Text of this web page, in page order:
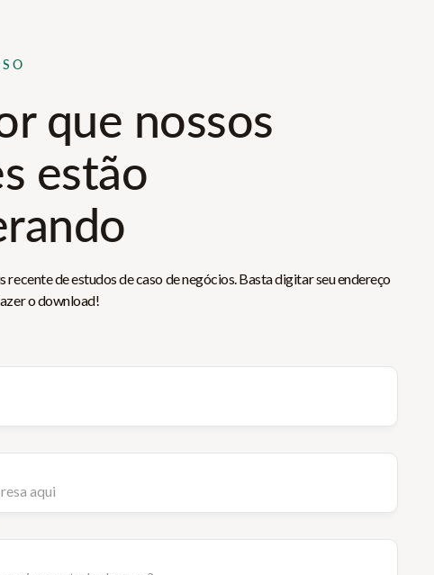
que nossos
estão
recente de estudos de caso de negócios. Basta digitar seu endereço
o download!